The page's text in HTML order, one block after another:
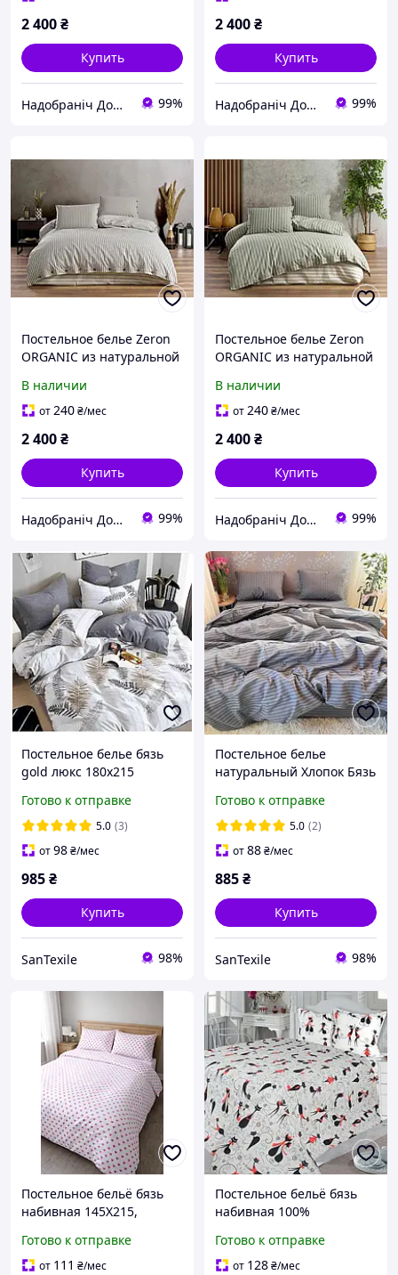
2 400₴
Купить
Надобраніч Домашній Текстиль 99%
2 400₴
Купить
Надобраніч Домашній Текстиль 99%
Постельное белье Zeron
ORGANIC из натуральной
Евро 200х220 Gri V2
В наличии
от240₴/мес
2 400₴
Купить
Надобраніч Домашній Текстиль 99%
Постельное белье Zeron
ORGANIC из натуральной
Евро 200х220 Olive V1
В наличии
от240₴/мес
2 400₴
Купить
Надобраніч Домашній Текстиль 99%
Постельное белье бязь
gold люкс 180х215
хлопок натуральная
постель бязь голд
украина
Готово к отправке
5.0 (3)
от98₴/мес
985₴
Купить
SanTexile 98%
Постельное белье
натуральный Хлопок Бязь
постельного белья
полуторный размер
150х215 см
Готово к отправке
5.0 (2)
от88₴/мес
885₴
Купить
SanTexile 98%
Постельное бельё бязь
набивная 145Х215,
постельное бельеё из
натурального хлопка
Готово к отправке
от 111 ₴/мес
Постельное бельё бязь
набивная 100%
T270, постельное бязь
двуспальный 175х215 от
Готово к отправке
от 128₴/мес